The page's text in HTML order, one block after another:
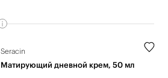
Seracin
Матирующий дневной крем, 50 мл